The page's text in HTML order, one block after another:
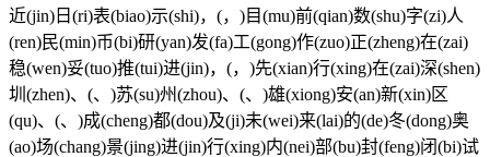
近(jin)日(ri)表(biao)示(shi)，(，)目(mu)前(qian)数(shu)字(zi)人
(ren)民(min)币(bi)研(yan)发(fa)工(gong)作(zuo)正(zheng)在(zai)
稳(wen)妥(tuo)推(tui)进(jin)，(，)先(xian)行(xing)在(zai)深(shen)
圳(zhen)、(、)苏(su)州(zhou)、(、)雄(xiong)安(an)新(xin)区
(qu)、(、)成(cheng)都(dou)及(ji)未(wei)来(lai)的(de)冬(dong)奥
(ao)场(chang)景(jing)进(jin)行(xing)内(nei)部(bu)封(feng)闭(bi)试